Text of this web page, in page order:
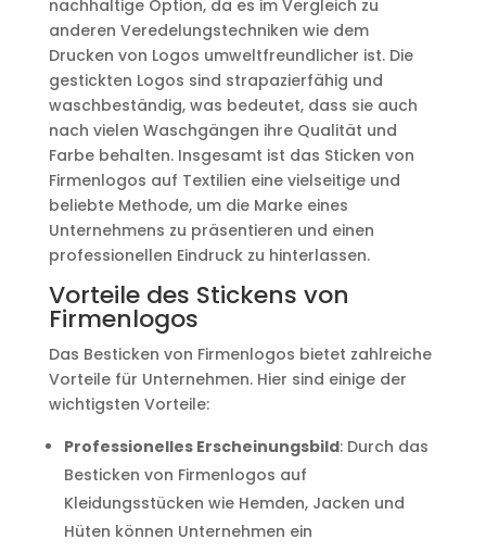
nachhaltige Option, da es im Vergleich zu
anderen Veredelungstechniken wie dem
Drucken von Logos umweltfreundlicher ist. Die
gestickten Logos sind strapazierfähig und
waschbeständig, was bedeutet, dass sie auch
nach vielen Waschgängen ihre Qualität und
Farbe behalten. Insgesamt ist das Sticken von
Firmenlogos auf Textilien eine vielseitige und
beliebte Methode, um die Marke eines
Unternehmens zu präsentieren und einen
professionellen Eindruck zu hinterlassen.
Vorteile des Stickens von
Firmenlogos
Das Besticken von Firmenlogos bietet zahlreiche
Vorteile für Unternehmen. Hier sind einige der
wichtigsten Vorteile:
Professionelles Erscheinungsbild: Durch das
Besticken von Firmenlogos auf
Kleidungsstücken wie Hemden, Jacken und
Hüten können Unternehmen ein